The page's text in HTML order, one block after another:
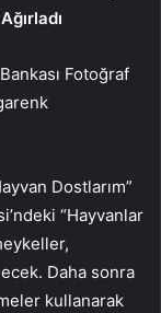
Fotoğraf
Dostlarım”
“Hayvanlar
Daha sonra
kullanarak